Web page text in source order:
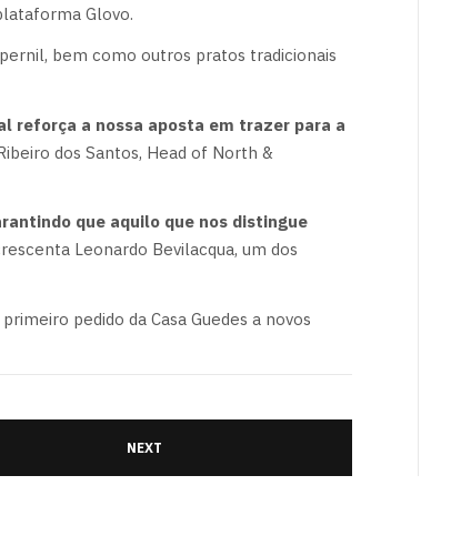
Glovo.
bem como outros pratos tradicionais
reforça a nossa aposta em trazer para a
dos Santos, Head of North &
que aquilo que nos distingue
Leonardo Bevilacqua, um dos
pedido da Casa Guedes a novos
NEXT